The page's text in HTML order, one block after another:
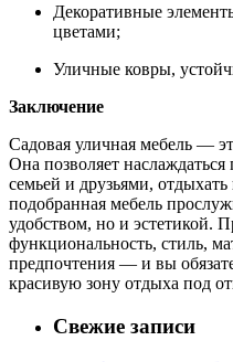
Декоративные
цветами;
Уличные ковры,
Заключение
Садовая уличная мебель —
Она позволяет
семьей и друзьями,
подобранная мебель
удобством, но и эстетикой.
функциональность, стиль,
предпочтения — и вы
красивую зону отдыха под
Свежие записи